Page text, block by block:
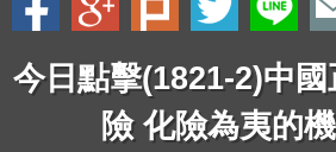
今日點擊(1821-2)中
險 化險為夷的